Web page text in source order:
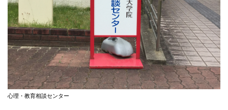
心理・教育相談センター